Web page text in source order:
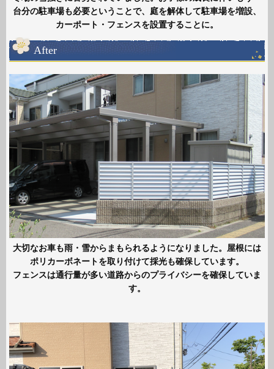
台分の駐車場も必要ということで、庭を解体して駐車場を増設、
カーポート・フェンスを設置することに。
After
大切なお車も雨・雪からまもられるようになりました。屋根には
ポリカーボネートを取り付けて採光も確保しています。
フェンスは通行量が多い道路からのプライバシーを確保していま
す。